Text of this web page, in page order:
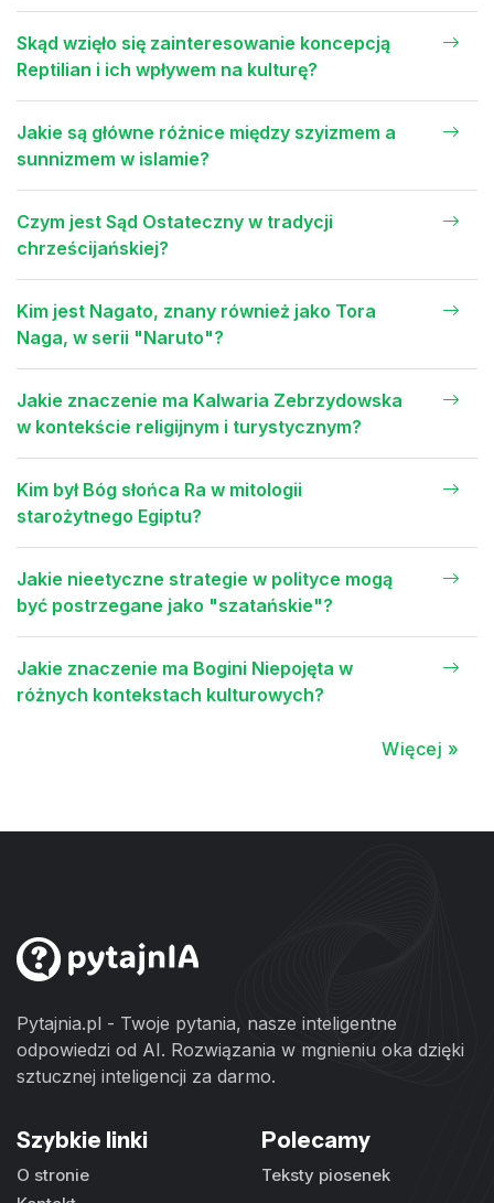
Skąd wzięło się zainteresowanie koncepcją
Reptilian i ich wpływem na kulturę?
Jakie są główne różnice między szyizmem a
sunnizmem w islamie?
Czym jest Sąd Ostateczny w tradycji
chrześcijańskiej?
Kim jest Nagato, znany również jako Tora
Naga, w serii "Naruto"?
Jakie znaczenie ma Kalwaria Zebrzydowska
w kontekście religijnym i turystycznym?
Kim był Bóg słońca Ra w mitologii
starożytnego Egiptu?
Jakie nieetyczne strategie w polityce mogą
być postrzegane jako "szatańskie"?
Jakie znaczenie ma Bogini Niepojęta w
różnych kontekstach kulturowych?
Więcej »
Pytajnia.pl - Twoje pytania, nasze inteligentne
odpowiedzi od AI. Rozwiązania w mgnieniu oka dzięki
sztucznej inteligencji za darmo.
Szybkie linki
O stronie
Polecamy
Teksty piosenek